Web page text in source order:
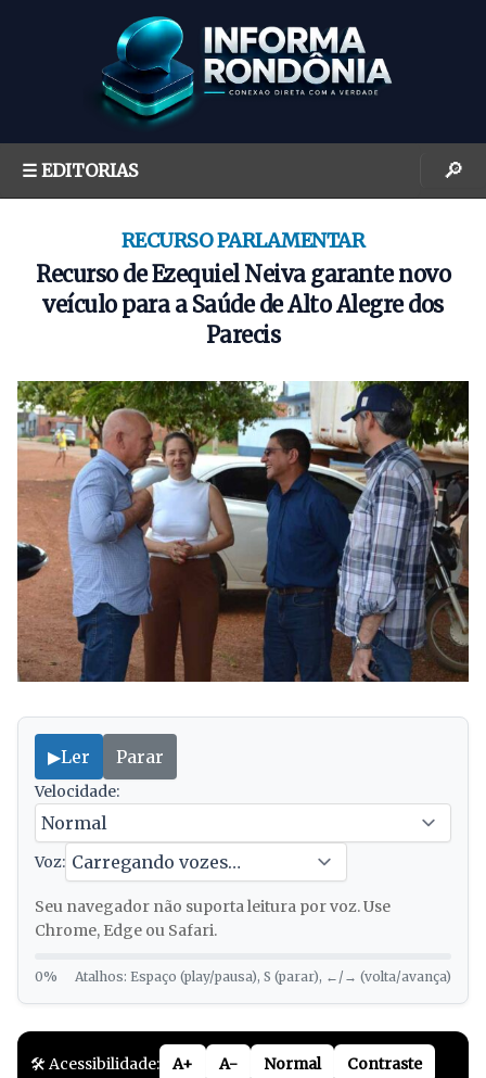
☰ EDITORIAS 🔎
RECURSO PARLAMENTAR
Recurso de Ezequiel Neiva garante novo
veículo para a Saúde de Alto Alegre dos
Parecis
▶Ler Parar
Velocidade:
Voz:
Seu navegador não suporta leitura por voz. Use
Chrome, Edge ou Safari.
0% Atalhos: Espaço (play/pausa), S (parar), ←/→ (volta/avança)
🛠️ Acessibilidade: A+ A- Normal Contraste